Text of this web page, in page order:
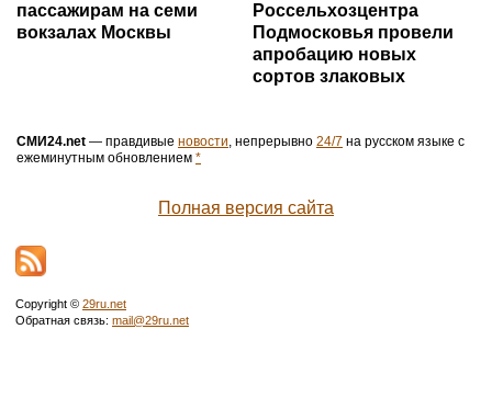
пассажирам на семи
вокзалах Москвы
Россельхозцентра
Подмосковья провели
апробацию новых
сортов злаковых
СМИ24.net — правдивые новости, непрерывно 24/7 на русском языке с
ежеминутным обновлением *
Полная версия сайта
Copyright © 29ru.net
Обратная связь: mail@29ru.net